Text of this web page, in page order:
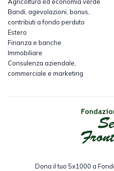
Agricoltura ed economia verde
Bandi, agevolazioni, bonus,
contributi a fondo perduto
Estero
Finanza e banche
Immobiliare
Consulenza aziendale,
commerciale e marketing
Dona il tuo 5x1000 a